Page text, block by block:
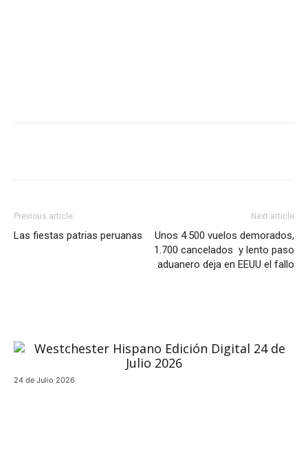
Previous article
Las fiestas patrias peruanas
Next article
Unos 4.500 vuelos demorados,
1.700 cancelados y lento paso
aduanero deja en EEUU el fallo
24 de Julio 2026